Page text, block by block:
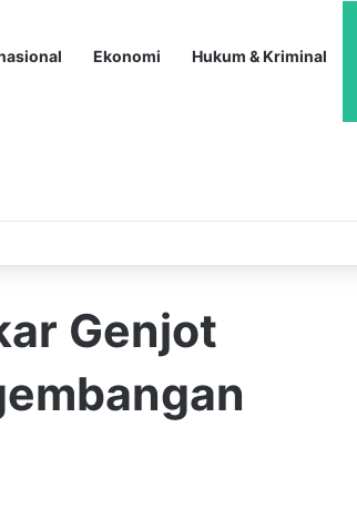
Ekonomi Hukum & Kriminal
Genjot